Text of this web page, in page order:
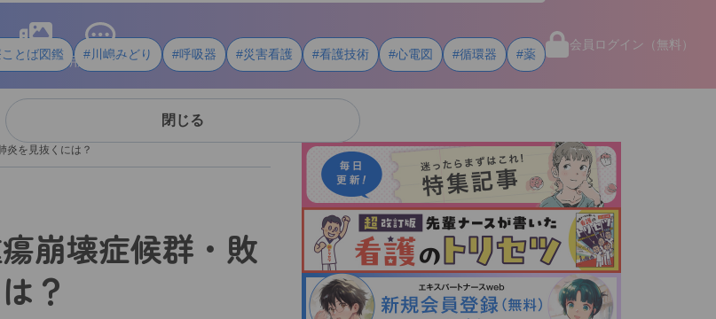
とば図鑑 #川嶋みどり #呼吸器 #災害看護 #看護技術 #心電図 #循環器 #薬
閉じる
会員ログイン（無料）
メディア 用語・資料
炎を見抜くには？
崩壊症候群・敗
？